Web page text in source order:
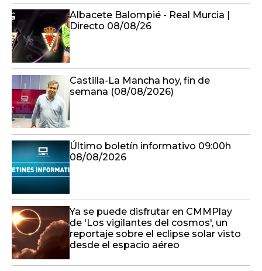
Albacete Balompié - Real Murcia |
Directo 08/08/26
Castilla-La Mancha hoy, fin de
semana (08/08/2026)
Último boletín informativo 09:00h
08/08/2026
Ya se puede disfrutar en CMMPlay
de 'Los vigilantes del cosmos', un
reportaje sobre el eclipse solar visto
desde el espacio aéreo